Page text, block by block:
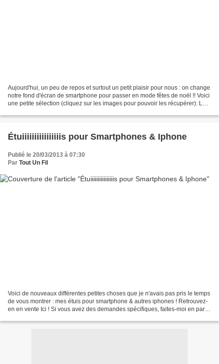
Aujourd'hui, un peu de repos et surtout un petit plaisir pour nous : on change
notre fond d'écran de smartphone pour passer en mode fêtes de noël !! Voici
une petite sélection (cliquez sur les images pour pouvoir les récupérer): La
Étuiiiiiiiiiiiiiiiis pour Smartphones & Iphone
Publié le 20/03/2013 à 07:30
Par Tout Un Fil
Voici de nouveaux différentes petites choses que je n'avais pas pris le temps
de vous montrer : mes étuis pour smartphone & autres iphones ! Retrouvez-
en en vente Ici ! Si vous avez des demandes spécifiques, faites-moi en part